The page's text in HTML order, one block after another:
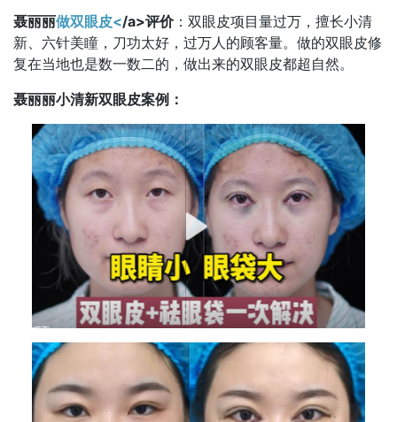
聂丽丽做双眼皮</a>评价：双眼皮项目量过万，擅长小清
新、六针美瞳，刀功太好，过万人的顾客量。做的双眼皮修
复在当地也是数一数二的，做出来的双眼皮都超自然。
聂丽丽小清新双眼皮案例：